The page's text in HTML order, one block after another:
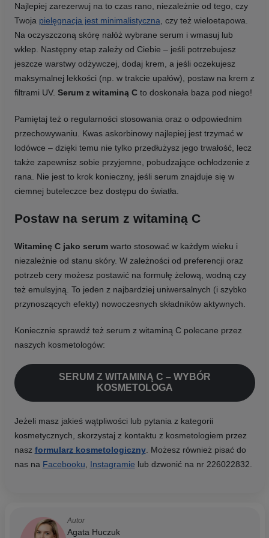
Najlepiej zarezerwuj na to czas rano, niezależnie od tego, czy
Twoja pielęgnacja jest minimalistyczna , czy też wieloetapowa.
Na oczyszczoną skórę nałóż wybrane serum i wmasuj lub
wklep. Następny etap zależy od Ciebie – jeśli potrzebujesz
jeszcze warstwy odżywczej, dodaj krem, a jeśli oczekujesz
maksymalnej lekkości (np. w trakcie upałów), postaw na krem z
filtrami UV. Serum z witaminą C to doskonała baza pod niego!
Pamiętaj też o regularności stosowania oraz o odpowiednim
przechowywaniu. Kwas askorbinowy najlepiej jest trzymać w
lodówce – dzięki temu nie tylko przedłużysz jego trwałość, lecz
także zapewnisz sobie przyjemne, pobudzające ochłodzenie z
rana. Nie jest to krok konieczny, jeśli serum znajduje się w
ciemnej buteleczce bez dostępu do światła.
Postaw na serum z witaminą C
Witaminę C jako serumwarto stosować w każdym wieku i
niezależnie od stanu skóry. W zależności od preferencji oraz
potrzeb cery możesz postawić na formułę żelową, wodną czy
też emulsyjną. To jeden z najbardziej uniwersalnych (i szybko
przynoszących efekty) nowoczesnych składników aktywnych.
Koniecznie sprawdź też serum z witaminą C polecane przez
naszych kosmetologów:
SERUM Z WITAMINĄ C – WYBÓR
KOSMETOLOGA
Jeżeli masz jakieś wątpliwości lub pytania z kategorii
kosmetycznych, skorzystaj z kontaktu z kosmetologiem przez
nasz formularz kosmetologiczny. Możesz również pisać do
nas na Facebooku Instagramie lub dzwonić na nr 226022832.
Autor
Agata Huczuk